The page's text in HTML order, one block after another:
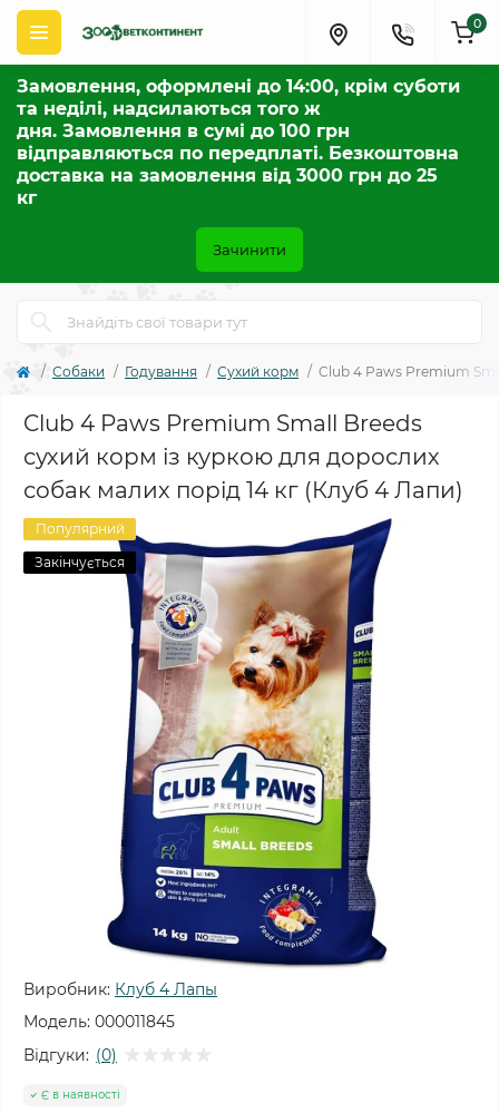
Замовлення, оформлені до 14:00, крім суботи
та неділі, надсилаються того ж
дня. Замовлення в сумі до 100 грн
відправляються по передплаті. Безкоштовна
доставка на замовлення від 3000 грн до 25
кг
Зачинити
0
Собаки Годування Сухий корм Club 4 Paws Premium
Club 4 Paws Premium Small Breeds
сухий корм із куркою для дорослих
собак малих порід 14 кг (Клуб 4 Лапи)
Популярний
Закінчується
Виробник: Клуб 4 Лапы
Модель: 000011845
Відгуки: (0)
Є в наявності